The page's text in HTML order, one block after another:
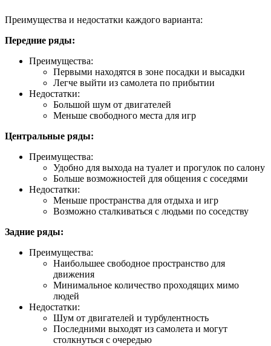
Преимущества и недостатки каждого варианта:
Передние ряды:
Преимущества:
Первыми находятся в зоне посадки и высадки
Легче выйти из самолета по прибытии
Недостатки:
Большой шум от двигателей
Меньше свободного места для игр
Центральные ряды:
Преимущества:
Удобно для выхода на туалет и прогулок по салону
Больше возможностей для общения с соседями
Недостатки:
Меньше пространства для отдыха и игр
Возможно сталкиваться с людьми по соседству
Задние ряды:
Преимущества:
Наибольшее свободное пространство для
движения
Минимальное количество проходящих мимо
людей
Недостатки:
Шум от двигателей и турбулентность
Последними выходят из самолета и могут
столкнуться с очередью